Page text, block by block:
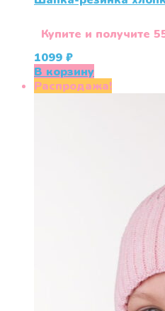
Купите и получите
1099 ₽
В корзину
Распродажа!